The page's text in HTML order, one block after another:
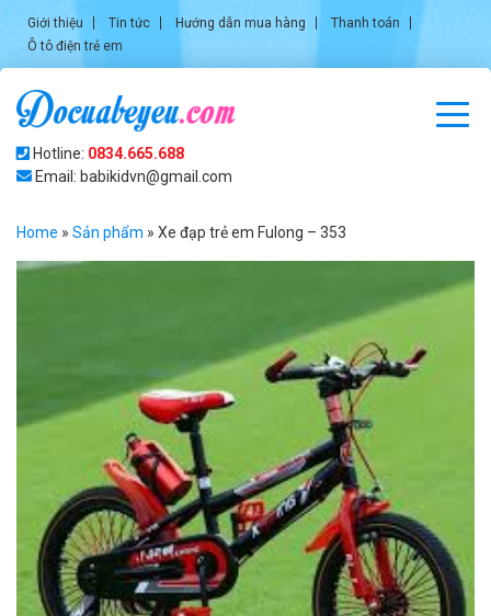
Giới thiệu Tin tức Hướng dẫn mua hàng
Thanh toán
Ô tô điện trẻ em
Hotline: 0834.665.688
Email: babikidvn@gmail.com
Home » Sản phẩm » Xe đạp trẻ em Fulong – 353